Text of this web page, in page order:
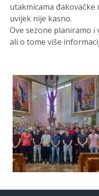
utakmicama đakovačke
uvijek nije kasno.
Ove sezone planiramo i
ali o tome više